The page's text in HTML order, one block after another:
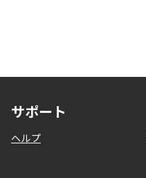
サポート
ヘルプ